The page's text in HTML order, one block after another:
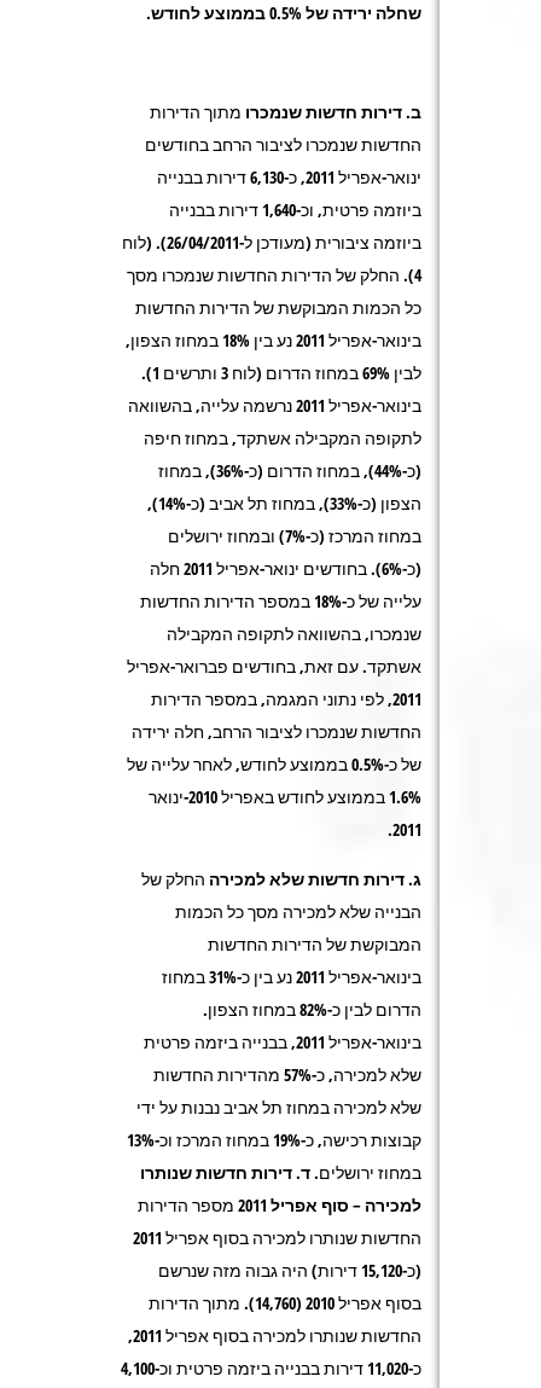
שחלה ירידה של 0.5% בממוצע לחודש
.
ב. דירות חדשות שנמכרו מתוך הדירות
החדשות שנמכרו לציבור הרחב בחודשים
ינואר-אפריל 2011, כ-6,130 דירות בבנייה
ביוזמה פרטית, וכ-1,640 דירות בבנייה
ביוזמה ציבורית (מעודכן ל-26/04/2011). (לוח
4). החלק של הדירות החדשות שנמכרו מסך
כל הכמות המבוקשת של הדירות החדשות
בינואר-אפריל 2011 נע בין 18% במחוז הצפון,
לבין 69% במחוז הדרום (לוח 3 ותרשים 1).
בינואר-אפריל 2011 נרשמה עלייה, בהשוואה
לתקופה המקבילה אשתקד, במחוז חיפה
(כ-44%), במחוז הדרום (כ-36%), במחוז
הצפון (כ-33%), במחוז תל אביב (כ-14%),
במחוז המרכז (כ-7%) ובמחוז ירושלים
(כ-6%). בחודשים ינואר-אפריל 2011 חלה
עלייה של כ-18% במספר הדירות החדשות
שנמכרו, בהשוואה לתקופה המקבילה
אשתקד. עם זאת, בחודשים פברואר-אפריל
2011, לפי נתוני המגמה, במספר הדירות
החדשות שנמכרו לציבור הרחב, חלה ירידה
של כ-0.5% בממוצע לחודש, לאחר עלייה של
1.6% בממוצע לחודש באפריל 2010-ינואר
2011.
ג. דירות חדשות שלא למכירה החלק של
הבנייה שלא למכירה מסך כל הכמות
המבוקשת של הדירות החדשות
בינואר-אפריל 2011 נע בין כ-31% במחוז
הדרום לבין כ-82% במחוז הצפון.
בינואר-אפריל 2011, בבנייה ביזמה פרטית
שלא למכירה, כ-57% מהדירות החדשות
שלא למכירה במחוז תל אביב נבנות על ידי
קבוצות רכישה, כ-19% במחוז המרכז וכ-13%
במחוז ירושלים.ד. דירות חדשות שנותרו
למכירה – סוף אפריל 2011
מספר הדירות
החדשות שנותרו למכירה בסוף אפריל 2011
(כ-15,120 דירות) היה גבוה מזה שנרשם
בסוף אפריל 2010 (14,760). מתוך הדירות
החדשות שנותרו למכירה בסוף אפריל 2011,
כ-11,020 דירות בבנייה ביזמה פרטית וכ-4,100